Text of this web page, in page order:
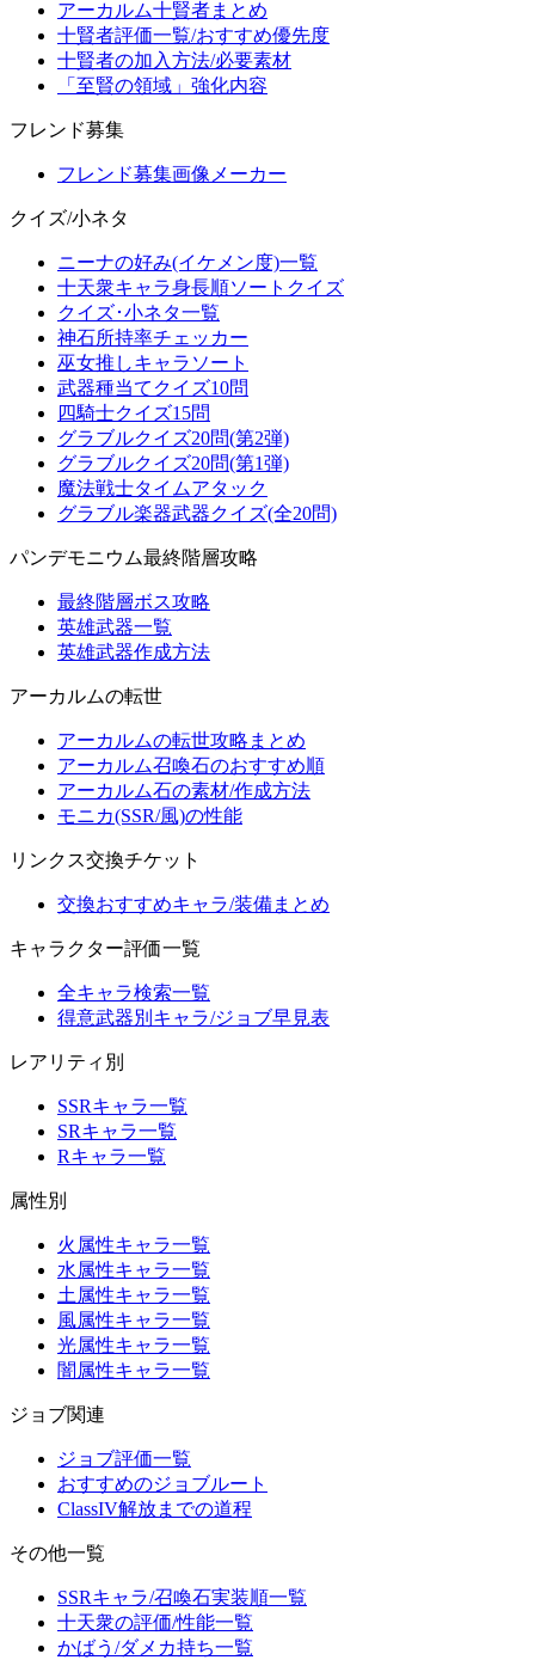
アーカルム十賢者まとめ
十賢者評価一覧/おすすめ優先度
十賢者の加入方法/必要素材
「至賢の領域」強化内容
フレンド募集
フレンド募集画像メーカー
クイズ/小ネタ
ニーナの好み(イケメン度)一覧
十天衆キャラ身長順ソートクイズ
クイズ･小ネタ一覧
神石所持率チェッカー
巫女推しキャラソート
武器種当てクイズ10問
四騎士クイズ15問
グラブルクイズ20問(第2弾)
グラブルクイズ20問(第1弾)
魔法戦士タイムアタック
グラブル楽器武器クイズ(全20問)
パンデモニウム最終階層攻略
最終階層ボス攻略
英雄武器一覧
英雄武器作成方法
アーカルムの転世
アーカルムの転世攻略まとめ
アーカルム召喚石のおすすめ順
アーカルム石の素材/作成方法
モニカ(SSR/風)の性能
リンクス交換チケット
交換おすすめキャラ/装備まとめ
キャラクター評価一覧
全キャラ検索一覧
得意武器別キャラ/ジョブ早見表
レアリティ別
SSRキャラ一覧
SRキャラ一覧
Rキャラ一覧
属性別
火属性キャラ一覧
水属性キャラ一覧
土属性キャラ一覧
風属性キャラ一覧
光属性キャラ一覧
闇属性キャラ一覧
ジョブ関連
ジョブ評価一覧
おすすめのジョブルート
ClassIV解放までの道程
その他一覧
SSRキャラ/召喚石実装順一覧
十天衆の評価/性能一覧
かばう/ダメカ持ち一覧